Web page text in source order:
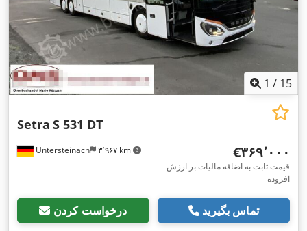
1 / 15
Untersteinach ۳٬۹۶۷ km
Setra S 531 DT
‎€۳۶۹٬۰۰۰
قیمت ثابت به اضافه مالیات بر ارزش
افزوده
درخواست کردن تماس بگیرید